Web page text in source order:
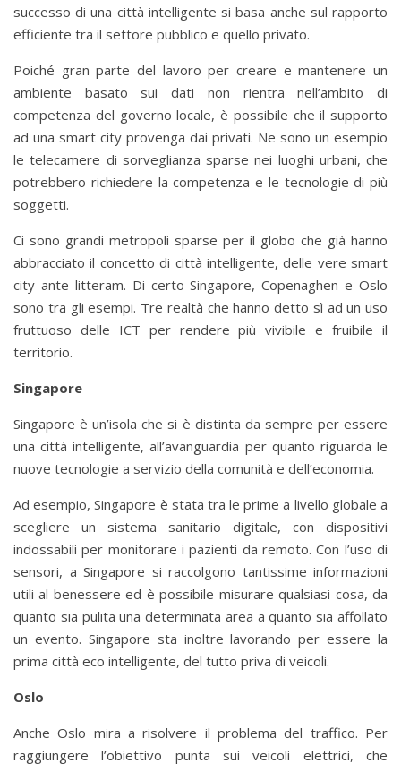
successo di una città intelligente si basa anche sul rapporto
efficiente tra il settore pubblico e quello privato.
Poiché gran parte del lavoro per creare e mantenere un
ambiente basato sui dati non rientra nell’ambito di
competenza del governo locale, è possibile che il supporto
ad una smart city provenga dai privati. Ne sono un esempio
le telecamere di sorveglianza sparse nei luoghi urbani, che
potrebbero richiedere la competenza e le tecnologie di più
soggetti.
Ci sono grandi metropoli sparse per il globo che già hanno
abbracciato il concetto di città intelligente, delle vere smart
city ante litteram. Di certo Singapore, Copenaghen e Oslo
sono tra gli esempi. Tre realtà che hanno detto sì ad un uso
fruttuoso delle ICT per rendere più vivibile e fruibile il
territorio.
Singapore
Singapore è un’isola che si è distinta da sempre per essere
una città intelligente, all’avanguardia per quanto riguarda le
nuove tecnologie a servizio della comunità e dell’economia.
Ad esempio, Singapore è stata tra le prime a livello globale a
scegliere un sistema sanitario digitale, con dispositivi
indossabili per monitorare i pazienti da remoto. Con l’uso di
sensori, a Singapore si raccolgono tantissime informazioni
utili al benessere ed è possibile misurare qualsiasi cosa, da
quanto sia pulita una determinata area a quanto sia affollato
un evento. Singapore sta inoltre lavorando per essere la
prima città eco intelligente, del tutto priva di veicoli.
Oslo
Anche Oslo mira a risolvere il problema del traffico. Per
raggiungere l’obiettivo punta sui veicoli elettrici, che